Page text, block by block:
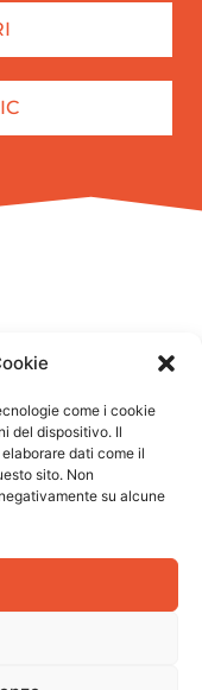
come i cookie
del dispositivo. Il
dati come il
sito. Non
su alcune
di